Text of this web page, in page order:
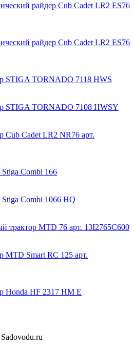
райдер Cub Cadet LR2 ES76
райдер Cub Cadet LR2 ES76
STIGA TORNADO 7118 HWS
STIGA TORNADO 7108 HWSY
Cub Cadet LR2 NR76 арт.
Stiga Combi 166
Stiga Combi 1066 HQ
трактор MTD 76 арт. 13I2765C600
MTD Smart RC 125 арт.
Honda HF 2317 HM E